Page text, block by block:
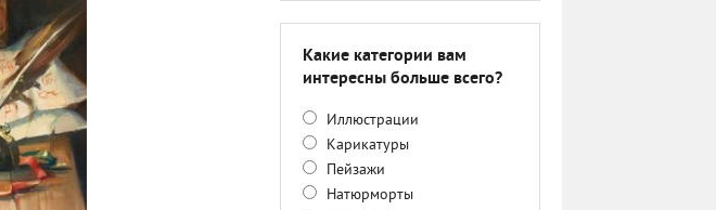
Какие категории вам
интересны больше всего?
Иллюстрации
Карикатуры
Пейзажи
Натюрморты